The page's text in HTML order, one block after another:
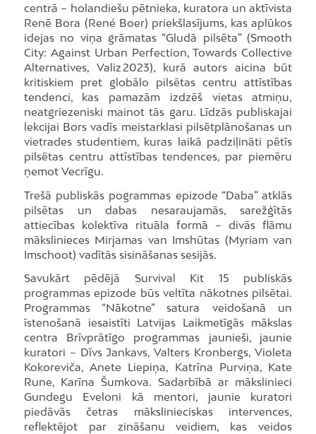
centrā – holandiešu pētnieka, kuratora un aktīvista
Renē Bora (René Boer) priekšlasījums, kas aplūkos
idejas no viņa grāmatas “Gludā pilsēta” (Smooth
City: Against Urban Perfection, Towards Collective
Alternatives, Valiz 2023), kurā autors aicina būt
kritiskiem pret globālo pilsētas centru attīstības
tendenci, kas pamazām izdzēš vietas atmiņu,
neatgriezeniski mainot tās garu. Līdzās publiskajai
lekcijai Bors vadīs meistarklasi pilsētplānošanas un
vietrades studentiem, kuras laikā padziļināti pētīs
pilsētas centru attīstības tendences, par piemēru
ņemot Vecrīgu.
Trešā publiskās pogrammas epizode “Daba” atklās
pilsētas un dabas nesaraujamās, sarežģītās
attiecības kolektīva rituāla formā – divās flāmu
mākslinieces Mirjamas van Imshūtas (Myriam van
Imschoot) vadītās sisināšanas sesijās.
Savukārt pēdējā Survival Kit 15 publiskās
programmas epizode būs veltīta nākotnes pilsētai.
Programmas “Nākotne” satura veidošanā un
īstenošanā iesaistīti Latvijas Laikmetīgās mākslas
centra Brīvprātīgo programmas jaunieši, jaunie
kuratori – Dīvs Jankavs, Valters Kronbergs, Violeta
Kokoreviča, Anete Liepiņa, Katrīna Purviņa, Kate
Rune, Karīna Šumkova. Sadarbībā ar mākslinieci
Gundegu Eveloni kā mentori, jaunie kuratori
piedāvās četras mākslinieciskas intervences,
reflektējot par zināšanu veidiem, kas veidos